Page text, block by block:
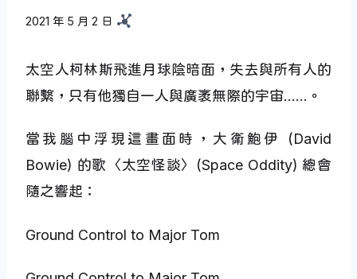
2021 年 5 月 2 日
太空人柯林斯飛進月球陰暗面，失去與所有人的
聯繫，只有他獨自一人與廣袤無際的宇宙……。
當我腦中浮現這畫面時，大衛鮑伊 (David
Bowie) 的歌〈太空怪談〉(Space Oddity) 總會
隨之響起：
Ground Control to Major Tom